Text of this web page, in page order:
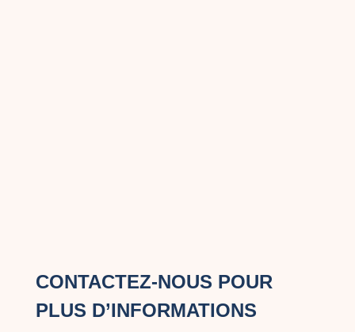
CONTACTEZ-NOUS POUR
PLUS D’INFORMATIONS